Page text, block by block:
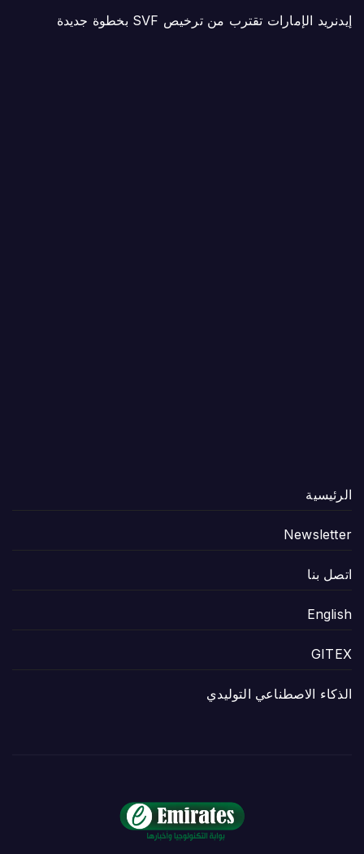
إيدنريد الإمارات تقترب من ترخيص SVF بخطوة جديدة
الرئيسية
Newsletter
اتصل بنا
English
GITEX
الذكاء الاصطناعي التوليدي